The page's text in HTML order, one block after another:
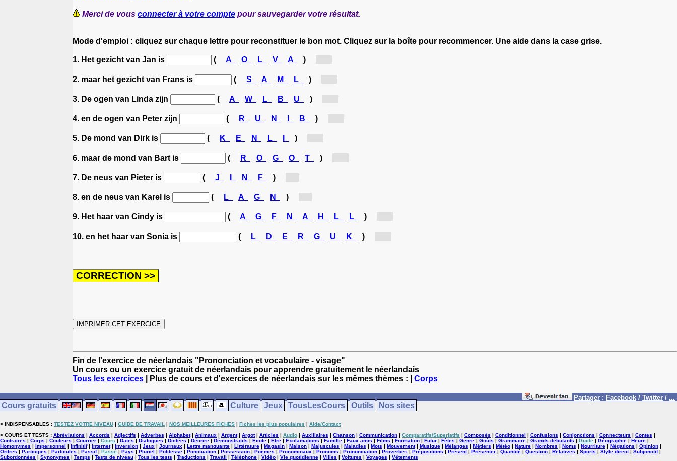
Merci de vous connecter à votre compte pour sauvegarder votre résultat.
Mode d'emploi : cliquez sur chaque lettre pour reconstituer le bon mot. Cliquez sur la boîte pour recommencer. Une aide dans la case grise.
1. Het gezicht van Jan is ( A O L V A )
2. maar het gezicht van Frans is ( S A M L )
3. De ogen van Linda zijn ( A W L B U )
4. en de ogen van Peter zijn ( R U N B )
5. De mond van Dirk is ( K E N L )
6. maar de mond van Bart is ( R O G O T )
7. De neus van Pieter is ( J N F )
8. en de neus van Karel is ( L A G N )
9. Het haar van Cindy is ( A G F N A H L L )
10. en het haar van Sonia is ( L D E R G U K )
Fin de l'exercice de néerlandais "Prononciation et vocabulaire - visage"
Un cours ou un exercice gratuit de néerlandais pour apprendre gratuitement le néerlandais
Tous les exercices | Plus de cours et d'exercices de néerlandais sur les mêmes thèmes : | Corps
Partager : Facebook / Twitter / ...
Cours gratuits Culture Jeux TousLesCours Outils Nos sites
> INDISPENSABLES : TESTEZ VOTRE NIVEAU | GUIDE DE TRAVAIL | NOS MEILLEURES FICHES | Fiches les plus populaires | Aide/Contact
> COURS ET TESTS : Abréviations | Accords | Adjectifs | Adverbes | Alphabet| Animaux | Argent| Argot| Articles | Audio | Auxiliaires | Chanson | Communication | Comparatifs/Superlatifs | Composés | Conditionnel | Confusions | Conjonctions | Connecteurs | Contes |
Contraires | Corps | Couleurs | Courrier | Cours | Dates | Dialogues | Dictées | Décrire | Démonstratifs | Ecole | Etre | Exclamations | Famille | Faux amis | Films | Formation | Futur | Fêtes | Genre | Goûts | Grammaire | Grands débutants | Guide | Géographie | Heure |
Homonymes | Impersonnel | Infinitif| Internet| Inversion | Jeux | Journaux | Lettre manquante | Littérature | Magasin | Maison | Majuscules | Maladies | Mots | Mouvement| Musique | Mélanges | Métiers | Météo | Nature | Nombres | Noms | Nourriture | Négations | Opinion |
Ordres | Participes | Particules | Passif| Passé | Pays | Pluriel | Politesse | Ponctuation | Possession | Poèmes | Pronominaux | Pronoms | Prononciation | Proverbes | Prépositions | Présent| Présenter | Quantité | Question | Relatives | Sports | Style direct| Subjonctif|
Subordonnées | Synonymes | Temps | Tests de niveau | Tous les tests | Traductions | Travail | Téléphone | Vidéo | Vie quotidienne | Villes | Voitures | Voyages | Vêtements